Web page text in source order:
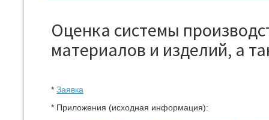
Оценка системы
материалов и изделий, а
* Заявка
* Приложения (исходная информация):